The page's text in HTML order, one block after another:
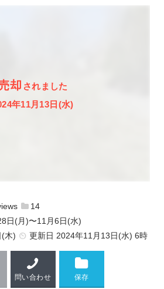
却 されました
年11月13日(水)
14
日(月)〜11月6日(水)
木) 更新日 2024年11月13日(水) 6時
問い合わせ